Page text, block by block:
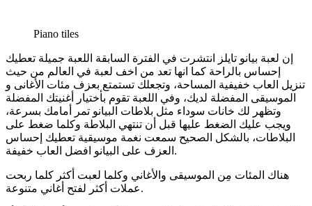
Piano tiles
إن لعبة بيانو تايلز انتشرت في الفترة السابقة اللعبة جميلة تعطيك
إحساس بالراحة كما انها تعد من اخف لعبة في العالم من حيث
تنزيل العاب خفيفية المساحة، وتجعلك تستمتع بعزف مئات الأغانى و
الموسيقى المفضلة لديك، وفي اللعبة تقوم بأختيار أغنيتك المفضلة
وتظهر لك خانات سوداء مثل بلاطات البيانو تمر أمامك بسرعة،
ويجب عليك الضغط عليها قبل أن تنتهي البلاطة وكلما ضغط على
البلاطات، بالشكل الصحيح سمعت نغمة موسيقية تعطيك إحساس
العزف على البيانو افضل العاب خفيفة.
هناك المئات مِن الموسيقى والأغاني وكلما لعبت أكثر كلما ربحت
عملات أكثر لفتح أغاني متنوعة.